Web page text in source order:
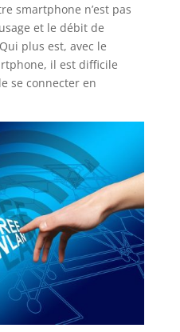
smartphone n’est pas
et le débit de
plus est, avec le
il est difficile
se connecter en